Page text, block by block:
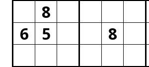
8
6
5 8